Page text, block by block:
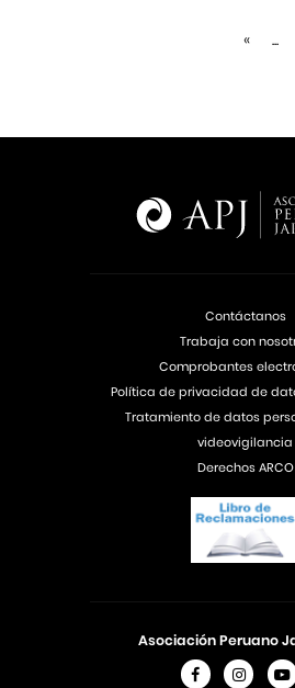
« ...
Asociación Peruano
Contáctanos
Trabaja con
Comprobantes
Política de privacidad de
Tratamiento de datos
videovigilancia
Derechos ARCO